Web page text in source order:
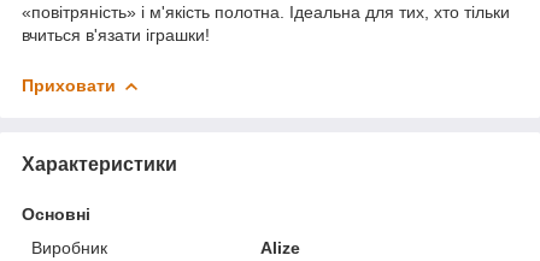
«повітряність» і м'якість полотна. Ідеальна для тих, хто тільки
вчиться в'язати іграшки!
Приховати
Характеристики
Основні
Виробник
Alize